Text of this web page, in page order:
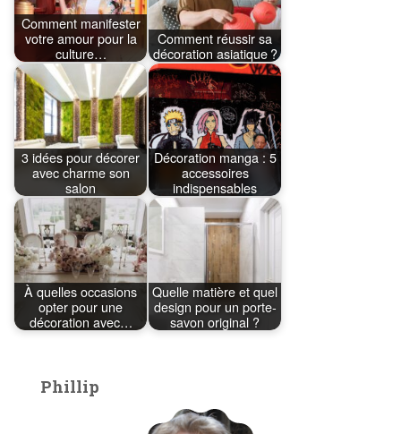
Comment manifester
votre amour pour la
culture…
Comment réussir sa
décoration asiatique ?
3 idées pour décorer
avec charme son
salon
Décoration manga : 5
accessoires
indispensables
À quelles occasions
opter pour une
décoration avec…
Quelle matière et quel
design pour un porte-
savon original ?
Phillip